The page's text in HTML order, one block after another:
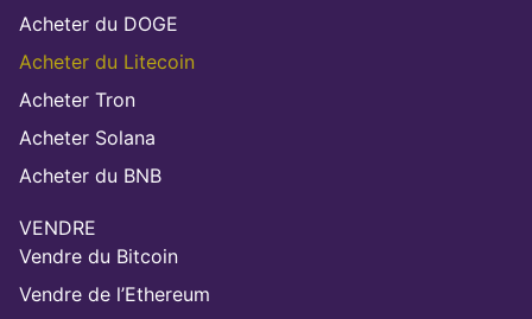
Acheter du DOGE
Acheter du Litecoin
Acheter Tron
Acheter Solana
Acheter du BNB
VENDRE
Vendre du Bitcoin
Vendre de l’Ethereum